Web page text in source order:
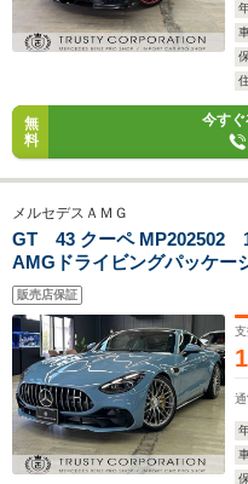
無
料
今す
メルセデスＡＭＧ
GT 43 クーペ MP202502
AMGドライビングパッケ
ォーマンスパッケージ パ
クトゥーアヴィンテージブ
販売店保証